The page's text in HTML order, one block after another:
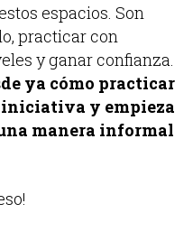
espacios. Son
practicar con
y ganar confianza.
ya cómo practicar
y empieza
manera informal